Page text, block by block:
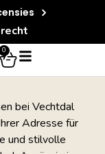
0
bei Vechtdal
Adresse für
und stilvolle